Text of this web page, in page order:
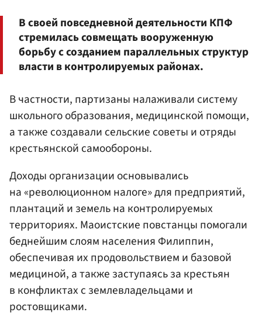
В своей повседневной деятельности КПФ
стремилась совмещать вооруженную
борьбу с созданием параллельных структур
власти в контролируемых районах.
В частности, партизаны налаживали систему
школьного образования, медицинской помощи,
а также создавали сельские советы и отряды
крестьянской самообороны.
Доходы организации основывались
на «революционном налоге» для предприятий,
плантаций и земель на контролируемых
территориях. Маоистские повстанцы помогали
беднейшим слоям населения Филиппин,
обеспечивая их продовольствием и базовой
медициной, а также заступаясь за крестьян
в конфликтах с землевладельцами и
ростовщиками.